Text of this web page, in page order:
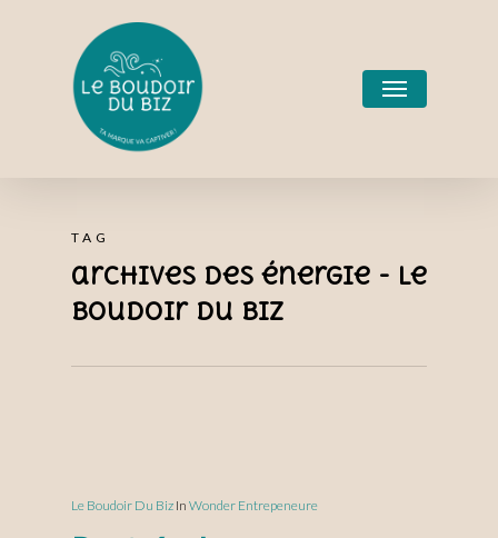
TAG
archives des énergie - le
boudoir du biz
Le Boudoir Du Biz In Wonder Entrepeneure